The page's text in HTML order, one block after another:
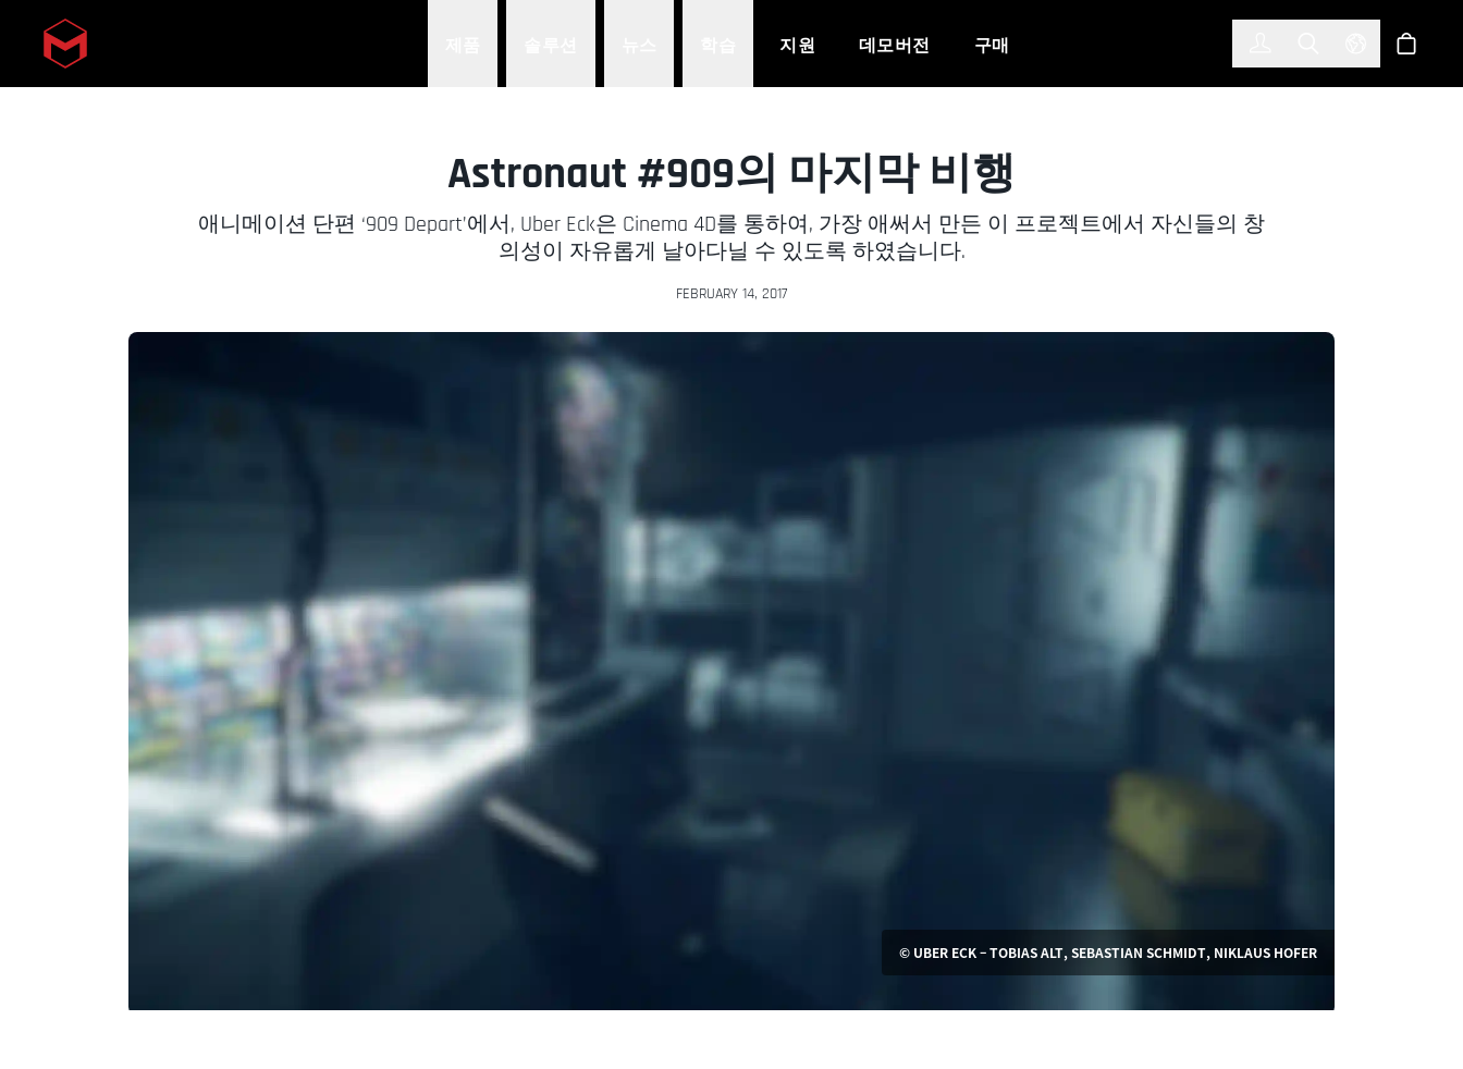
Skip to main content 지원 데모버전 구매 Toggle Search
Select스토어
© UBER ECK – TOBIAS ALT, SEBASTIAN SCHMIDT, NIKLAUS HOFER
Astronaut #909의 마지막 비행
애니메이션 단편 ‘909 Depart’에서, Uber Eck은 Cinema 4D를 통하여, 가장 애써서 만든 이 프로젝트에서 자신들의 창
의성이 자유롭게 날아다닐 수 있도록 하였습니다.
FEBRUARY 14, 2017